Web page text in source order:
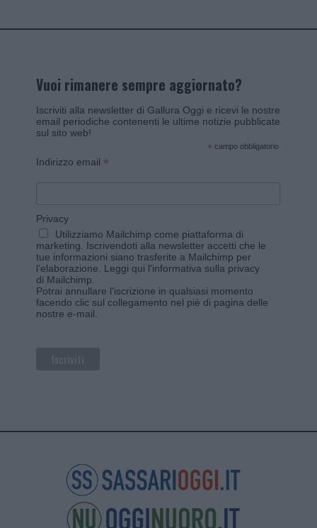
Vuoi rimanere sempre aggiornato?
Iscriviti alla newsletter di Gallura Oggi e ricevi le nostre
email periodiche contenenti le ultime notizie pubblicate
sul sito web!
* campo obbligatorio
Indirizzo email *
Privacy
Utilizziamo Mailchimp come piattaforma di
marketing. Iscrivendoti alla newsletter accetti che le
tue informazioni siano trasferite a Mailchimp per
l'elaborazione. Leggi qui l'informativa sulla privacy
di Mailchimp
Potrai annullare l'iscrizione in qualsiasi momento
facendo clic sul collegamento nel piè di pagina delle
nostre e-mail.